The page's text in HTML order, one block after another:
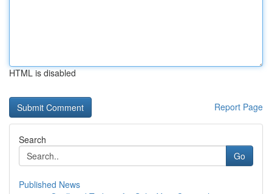
HTML is disabled
Report Page
Search
Go
Published News